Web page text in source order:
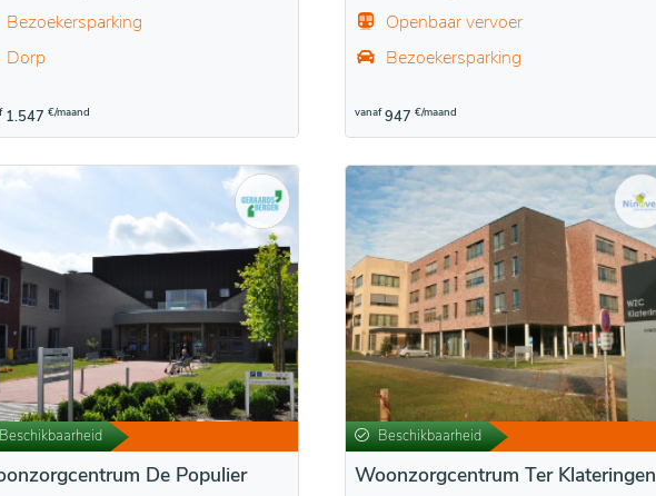
Bezoekersparking
Dorp
1.547 €/maand
Openbaar vervoer
Bezoekersparking
vanaf 947 €/maand
Beschikbaarheid
De Populier
Beschikbaarheid
Woonzorgcentrum Ter Klateringen